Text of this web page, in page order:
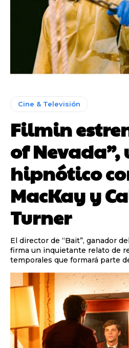
Cine & Televisión
Filmin
of Nevada”,
hipnótico
MacKay y
Turner
El director de “Bait”, ganador
firma un inquietante relato de
temporales que formará parte